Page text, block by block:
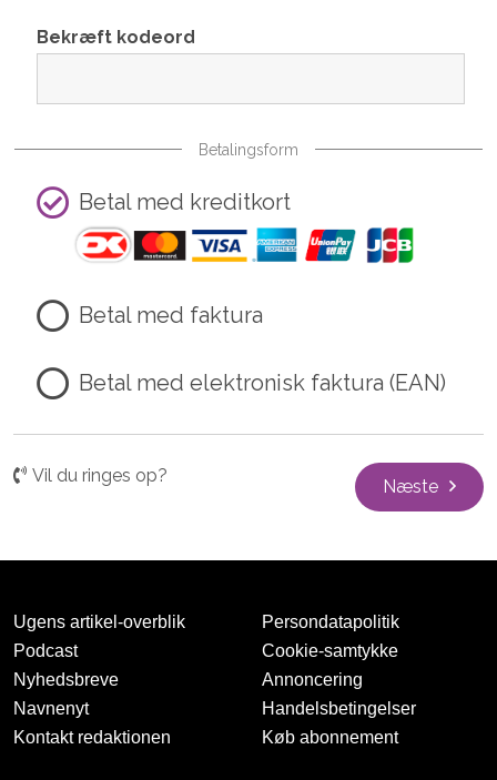
Bekræft kodeord
Betalingsform
Betal med kreditkort
Betal med faktura
Betal med elektronisk faktura (EAN)
Vil du ringes op?
Næste
Ugens artikel-overblik
Podcast
Nyhedsbreve
Navnenyt
Kontakt redaktionen
Persondatapolitik
Cookie-samtykke
Annoncering
Handelsbetingelser
Køb abonnement